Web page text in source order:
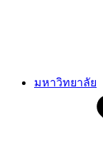
มหาวิทยาลัย